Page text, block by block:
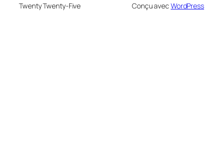
Twenty Twenty-Five Conçu avec WordPress